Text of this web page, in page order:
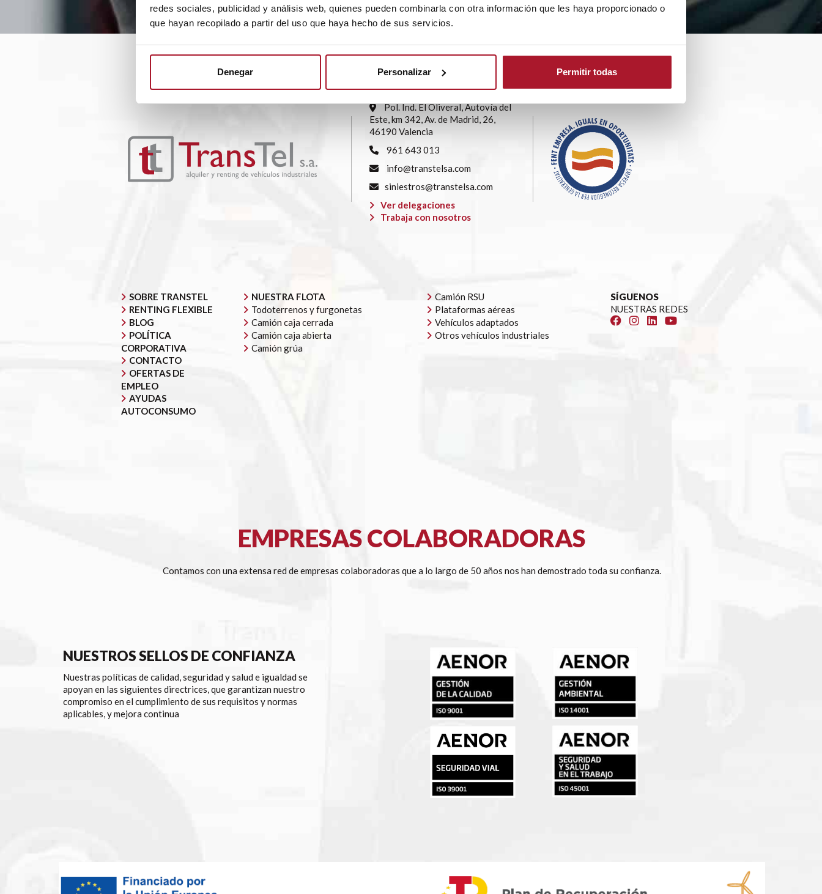
redes sociales, publicidad y análisis web, quienes pueden combinarla con otra información que les haya proporcionado o
que hayan recopilado a partir del uso que haya hecho de sus servicios.
Denegar Personalizar Permitir todas
SEDE CENTRAL
Pol. Ind. El Oliveral, Autovía del
Este, km 342, Av. de Madrid, 26,
46190 Valencia
961 643 013
info@transtelsa.com
siniestros@transtelsa.com
Ver delegaciones
Trabaja con nosotros
SOBRE TRANSTEL
RENTING FLEXIBLE
BLOG
POLÍTICA
CORPORATIVA
CONTACTO
OFERTAS DE
EMPLEO
AYUDAS
AUTOCONSUMO
NUESTRA FLOTA
Todoterrenos y furgonetas
Camión caja cerrada
Camión caja abierta
Camión grúa
Camión RSU
Plataformas aéreas
Vehículos adaptados
Otros vehículos industriales
SÍGUENOS
NUESTRAS REDES
EMPRESAS COLABORADORAS
Contamos con una extensa red de empresas colaboradoras que a lo largo de 50 años nos han demostrado toda su confianza.
NUESTROS SELLOS DE CONFIANZA
Nuestras políticas de calidad, seguridad y salud e igualdad se
apoyan en las siguientes directrices, que garantizan nuestro
compromiso en el cumplimiento de sus requisitos y normas
aplicables, y mejora continua